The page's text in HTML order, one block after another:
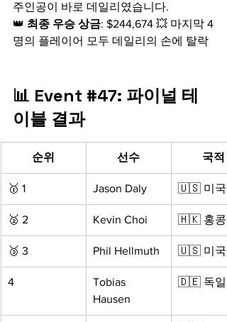
주인공이 바로 데일리였습니다.
👑 최종 우승 상금: $244,674 💥 마지막 4
명의 플레이어 모두 데일리의 손에 탈락
📊 Event #47: 파이널 테
이블 결과
순위 선수 국적
🥇 1 Jason Daly 🇺🇸 미국
🥈 2 Kevin Choi 🇭🇰 홍콩
🥉 3 Phil Hellmuth 🇺🇸 미국
4
Tobias
Hausen
🇩🇪 독일